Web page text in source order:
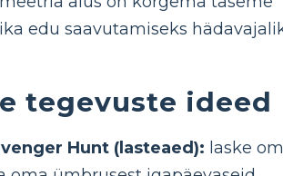
edu saavutamiseks
tegevuste ideed
Hunt (lasteaed): laske